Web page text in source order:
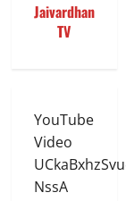
Jaivardhan
TV
YouTube
Video
NssA